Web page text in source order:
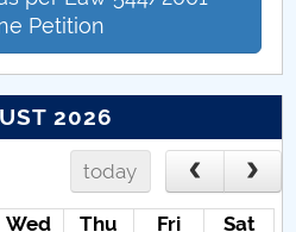
Petition
2026
today
Wed Thu Fri
Sat